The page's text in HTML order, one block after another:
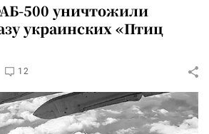
500 уничтожили
украинских «Птиц
12